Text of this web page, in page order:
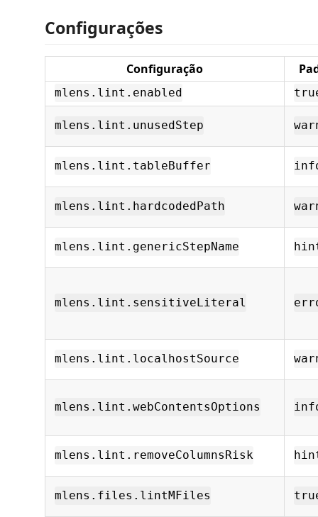
Configurações
Configuração
mlens.lint.enabled
mlens.lint.unusedStep
mlens.lint.tableBuffer
mlens.lint.hardcodedPath
mlens.lint.genericStepName
mlens.lint.sensitiveLiteral
mlens.lint.localhostSource
mlens.lint.webContentsOptions
mlens.lint.removeColumnsRisk
mlens.files.lintMFiles